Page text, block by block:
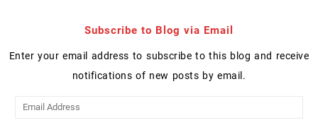
Subscribe to Blog via Email
Enter your email address to subscribe to this blog and receive
notifications of new posts by email.
Email